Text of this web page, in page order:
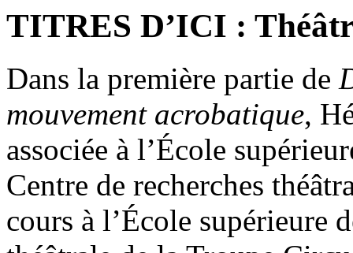
TITRES D’ICI :
Dans la première partie de
mouvement acrobatique,
associée à l’École
Centre de recherches
cours à l’École supérieure